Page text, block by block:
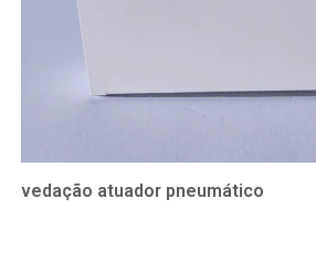
vedação atuador pneumático